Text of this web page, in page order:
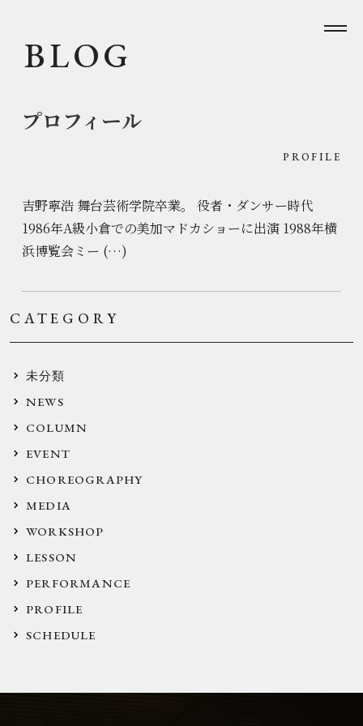
BLOG
プロフィール
PROFILE
吉野寧浩 舞台芸術学院卒業。 役者・ダンサー時代
1986年A級小倉での美加マドカショーに出演 1988年横
浜博覧会ミー (…)
CATEGORY
未分類
NEWS
COLUMN
EVENT
CHOREOGRAPHY
MEDIA
WORKSHOP
LESSON
PERFORMANCE
PROFILE
SCHEDULE